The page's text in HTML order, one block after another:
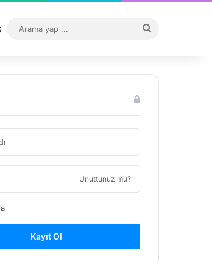
Sitemap
...
Unuttunuz mu?
Kayıt Ol